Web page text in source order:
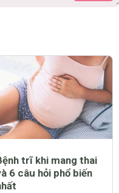
trĩ khi mang thai
6 câu hỏi phổ biến